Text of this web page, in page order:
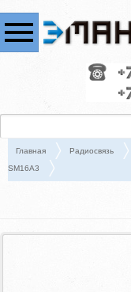
Главная Радиосвязь
SM16A3